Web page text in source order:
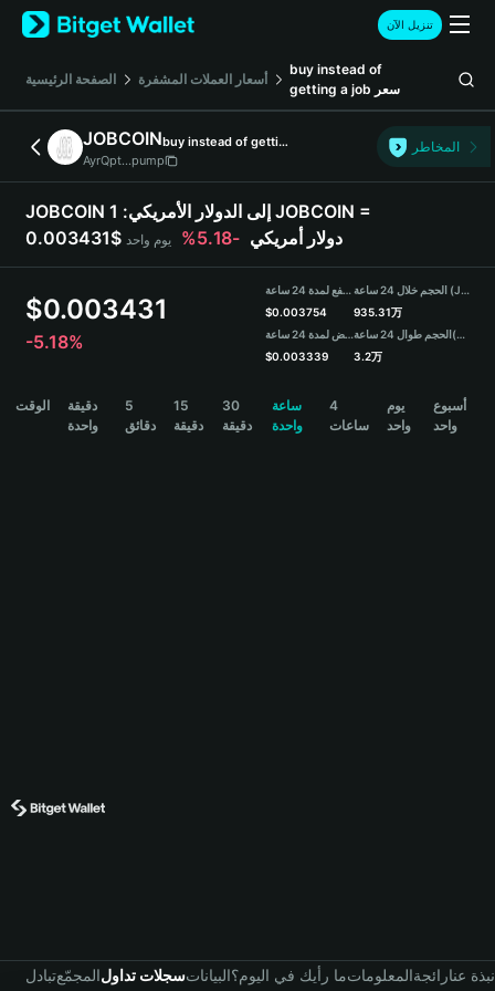
English
日本語
Русский
Español (Latinoamérica)
Türkçe
Deutsch
简体中文
Português (Portugal)
Bahasa Indonesia
বাংলা
تنزيل الآن
الصفحة الرئيسية أسعار العملات المشفرة
buy instead of
getting a job سعر
JOBCOIN
buy instead of getting a job
AyrQpt...pump
المخاطر
JOBCOIN إلى الدولار الأمريكي: 1 JOBCOIN =
0.003431$ دولار أمريكي -5.18% يوم واحد
$0.003431
-5.18%
مرتفع لمدة 24 ساعة
$0.003754
منخفض لمدة 24 ساعة
$0.003339
الحجم خلال 24 ساعة (JOBCOIN)
935.31万
الحجم طوال 24 ساعة(USDT)
3.2万
الوقت
دقيقة
واحدة
5
دقائق
15
دقيقة
30
دقيقة
ساعة
واحدة
4
ساعات
يوم
واحد
أسبوع
واحد
تبادلالمجمّعسجلات تداولالبياناتما رأيك في اليوم؟المعلوماترائجةنبذة عنا